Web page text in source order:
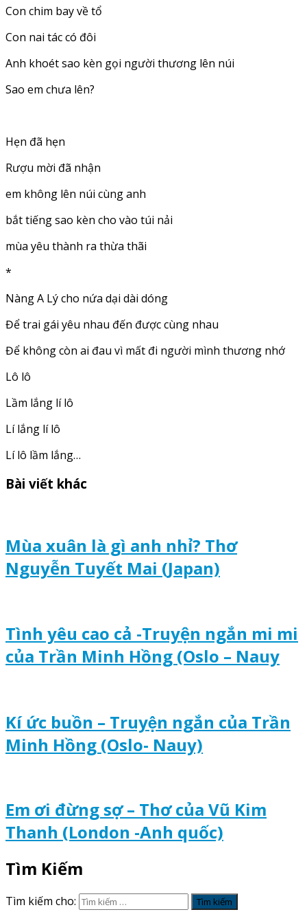
Con chim bay về tổ
Con nai tác có đôi
Anh khoét sao kèn gọi người thương lên núi
Sao em chưa lên?
Hẹn đã hẹn
Rượu mời đã nhận
em không lên núi cùng anh
bắt tiếng sao kèn cho vào túi nải
mùa yêu thành ra thừa thãi
*
Nàng A Lý cho nứa dại dài dóng
Để trai gái yêu nhau đến được cùng nhau
Để không còn ai đau vì mất đi người mình thương nhớ
Lô lô
Lầm lắng lí lô
Lí lắng lí lô
Lí lô lầm lắng…
Bài viết khác
Mùa xuân là gì anh nhỉ? Thơ
Nguyễn Tuyết Mai (Japan)
Tình yêu cao cả -Truyện ngắn mi mi
của Trần Minh Hồng (Oslo – Nauy
Kí ức buồn – Truyện ngắn của Trần
Minh Hồng (Oslo- Nauy)
Em ơi đừng sợ – Thơ của Vũ Kim
Thanh (London -Anh quốc)
Tìm Kiếm
Tìm kiếm cho: